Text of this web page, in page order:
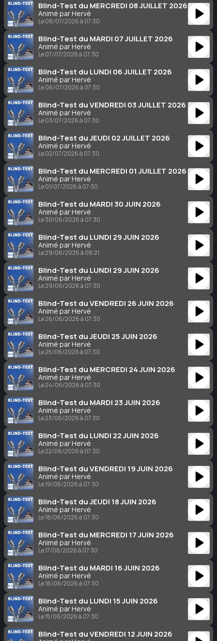
Blind-Test du MERCREDI 08 JUILLET 2026
Animé par Hervé
Le 08/07/2026 à 07:30
Blind-Test du MARDI 07 JUILLET 2026
Animé par Hervé
Le 07/07/2026 à 07:30
Blind-Test du LUNDI 06 JUILLET 2026
Animé par Hervé
Le 06/07/2026 à 07:30
Blind-Test du VENDREDI 03 JUILLET 2026
Animé par Hervé
Le 03/07/2026 à 07:30
Blind-Test du JEUDI 02 JUILLET 2026
Animé par Hervé
Le 02/07/2026 à 07:30
Blind-Test du MERCREDI 01 JUILLET 2026
Animé par Hervé
Le 01/07/2026 à 07:30
Blind-Test du MARDI 30 JUIN 2026
Animé par Hervé
Le 30/06/2026 à 07:30
Blind-Test du LUNDI 29 JUIN 2026
Animé par Hervé
Le 29/06/2026 à 08:21
Blind-Test du LUNDI 29 JUIN 2026
Animé par Hervé
Le 29/06/2026 à 07:30
Blind-Test du VENDREDI 26 JUIN 2026
Animé par Hervé
Le 26/06/2026 à 07:30
Blind-Test du JEUDI 25 JUIN 2026
Animé par Hervé
Le 25/06/2026 à 07:30
Blind-Test du MERCREDI 24 JUIN 2026
Animé par Hervé
Le 24/06/2026 à 07:30
Blind-Test du MARDI 23 JUIN 2026
Animé par Hervé
Le 23/06/2026 à 07:30
Blind-Test du LUNDI 22 JUIN 2026
Animé par Hervé
Le 22/06/2026 à 07:30
Blind-Test du VENDREDI 19 JUIN 2026
Animé par Hervé
Le 19/06/2026 à 07:30
Blind-Test du JEUDI 18 JUIN 2026
Animé par Hervé
Le 18/06/2026 à 07:30
Blind-Test du MERCREDI 17 JUIN 2026
Animé par Hervé
Le 17/06/2026 à 07:30
Blind-Test du MARDI 16 JUIN 2026
Animé par Hervé
Le 16/06/2026 à 07:30
Blind-Test du LUNDI 15 JUIN 2026
Animé par Hervé
Le 15/06/2026 à 07:30
Blind-Test du VENDREDI 12 JUIN 2026